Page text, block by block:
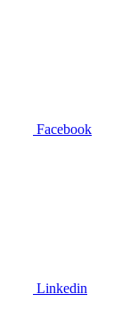
Facebook
Linkedin